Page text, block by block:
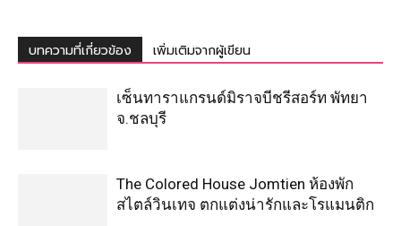
บทความที่เกี่ยวข้อง เพิ่มเติมจากผู้เขียน
เซ็นทาราแกรนด์มิราจบีชรีสอร์ท พัทยา
จ.ชลบุรี
The Colored House Jomtien ห้องพัก
สไตล์วินเทจ ตกแต่งน่ารักและโรแมนติก